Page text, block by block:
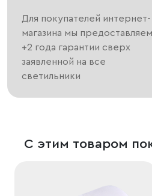
Для покупателей интернет-
магазина мы предоставляем
+2 года гарантии сверх
заявленной на все
светильники
С этим товаром